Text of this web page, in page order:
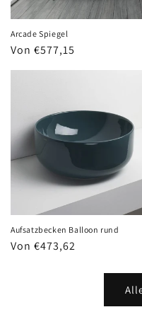
Arcade Spiegel
Normaler
Von €577,15
Aufsatzbecken Balloon rund
Normaler
Von €473,62